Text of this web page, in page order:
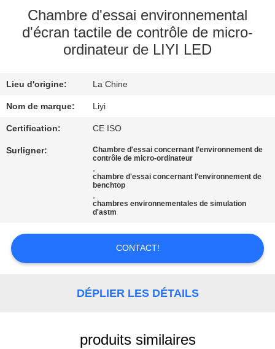
VISITE
D'USINE
DE
QUALITÉ
CONTACTEZ-
DEMANDEZ
CITATION
Chambre d'essai environnemental
d'écran tactile de contrôle de micro-
ordinateur de LIYI LED
Lieu d'origine: La Chine
Nom de marque: Liyi
Certification: CE ISO
Surligner:
Chambre d'essai concernant l'environnement de
contrôle de micro-ordinateur
,
chambre d'essai concernant l'environnement de
benchtop
,
chambres environnementales de simulation
d'astm
CONTACT!
DÉPLIER LES DÉTAILS
produits similaires